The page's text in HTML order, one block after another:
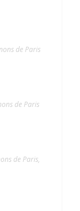
de Paris
de Paris
de Paris,